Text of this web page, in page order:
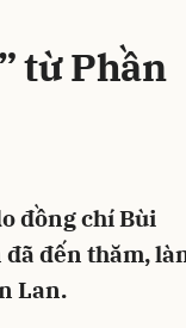
từ Phần
đồng chí Bùi
đến thăm,
Lan.